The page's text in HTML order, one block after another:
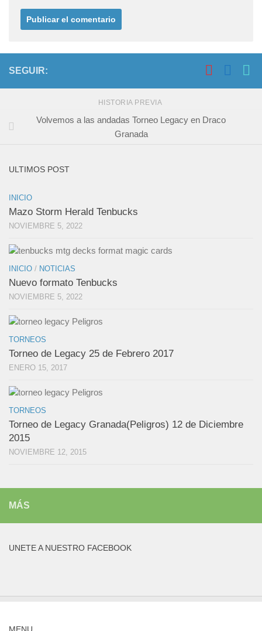
SEGUIR:
HISTORIA PREVIA
Volvemos a las andadas Torneo Legacy en Draco
Granada
ULTIMOS POST
INICIO
Mazo Storm Herald Tenbucks
NOVIEMBRE 5, 2022
INICIO / NOTICIAS
Nuevo formato Tenbucks
NOVIEMBRE 5, 2022
TORNEOS
Torneo de Legacy 25 de Febrero 2017
ENERO 15, 2017
TORNEOS
Torneo de Legacy Granada(Peligros) 12 de Diciembre
2015
NOVIEMBRE 12, 2015
MÁS
UNETE A NUESTRO FACEBOOK
MENU